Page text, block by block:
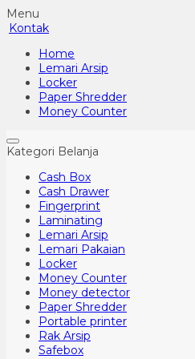
Menu
Kontak
Home
Lemari Arsip
Locker
Paper Shredder
Money Counter
Kategori Belanja
Cash Box
Cash Drawer
Fingerprint
Laminating
Lemari Arsip
Lemari Pakaian
Locker
Money Counter
Money detector
Paper Shredder
Portable printer
Rak Arsip
Safebox